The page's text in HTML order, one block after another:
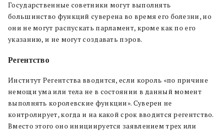
Государственные советники могут выполнять
большинство функций суверена во время его болезни, но
они не могут распускать парламент, кроме как по его
указанию, и не могут создавать пэров.
Регентство
Институт Регентства вводится, если король «по причине
немощи ума или тела не в состоянии в данный момент
выполнять королевские функции». Суверен не
контролирует, когда и на какой срок вводится регентство.
Вместо этого оно инициируется заявлением трех или